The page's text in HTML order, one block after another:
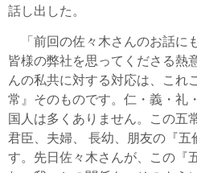
話し出した。
「前回の佐々木さんのお話に
皆様の弊社を思ってくださる熱
んの私共に対する対応は、これ
常』そのものです。仁・義・礼
国人は多くありません。この五
君臣、夫婦、 長幼、朋友の『
す。先日佐々木さんが、この『